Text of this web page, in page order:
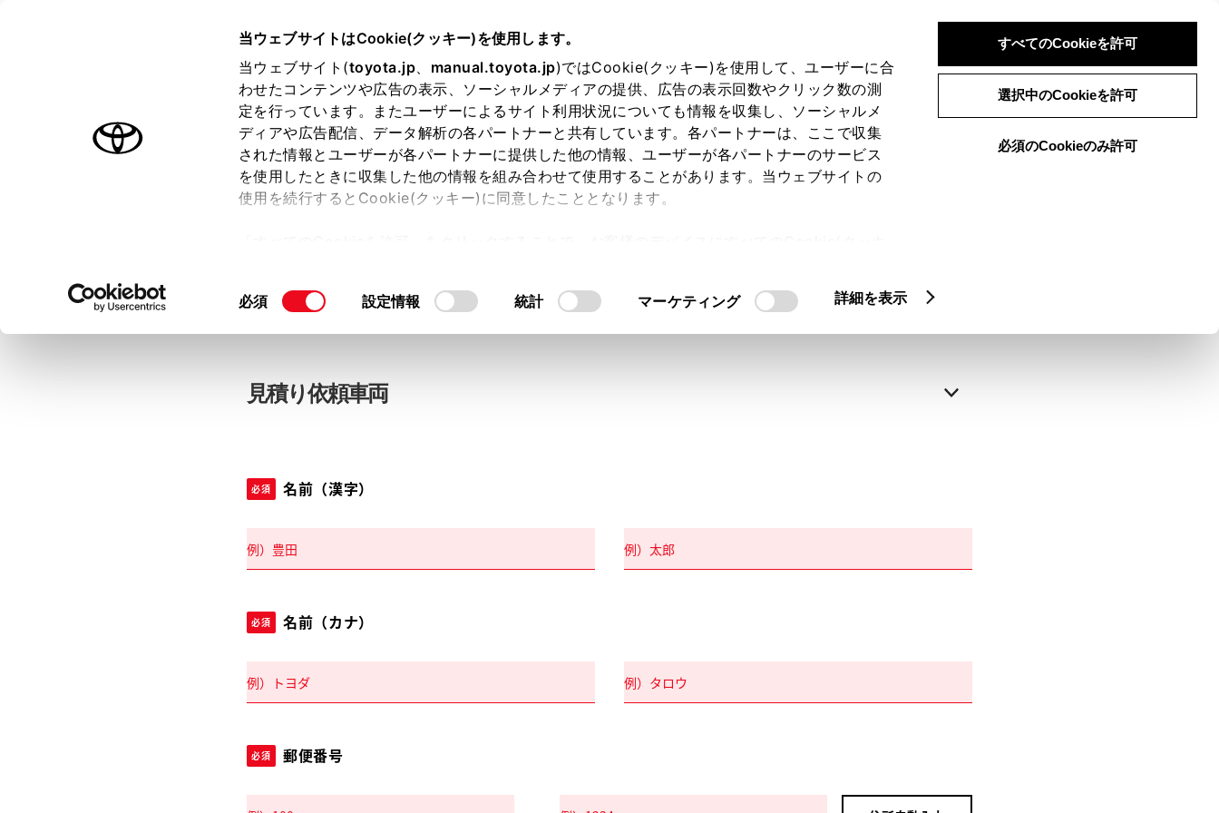
当ウェブサイトはCookie(クッキー)を使用します。
当ウェブサイト(toyota.jp、 manual.toyota.jp)ではCookie(クッキー)を使用して、ユーザーに合
わせたコンテンツや広告の表示、ソーシャルメディアの提供、広告の表示回数やクリック数の測
定を行っています。またユーザーによるサイト利用状況についても情報を収集し、ソーシャルメ
ディアや広告配信、データ解析の各パートナーと共有しています。各パートナーは、ここで収集
された情報とユーザーが各パートナーに提供した他の情報、ユーザーが各パートナーのサービス
を使用したときに収集した他の情報を組み合わせて使用することがあります。当ウェブサイトの
使用を続行するとCookie(クッキー)に同意したこととなります。
て」をご覧ください。
同
択
必須 設定情報 統計 マーケティング 詳細を表示
すべてのCookieを許可
選択中のCookieを許可
必須のCookieのみ許可
は必須です。中古車：見積り依頼
お客さま情報の入力 入力内容のご確認
ログインして自動入力
見積り依頼車両
必須 名前（漢字）
必須 名前（カナ）
必須 郵便番号